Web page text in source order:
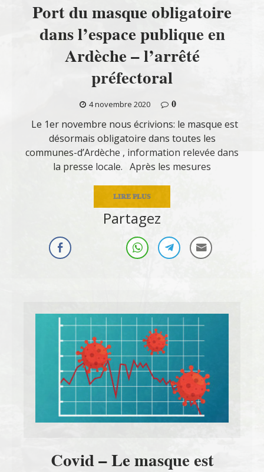
Port du masque obligatoire
dans l’espace publique en
Ardèche – l’arrêté
préfectoral
4 novembre 2020
0
Le 1er novembre nous écrivions: le masque est
désormais obligatoire dans toutes les
communes-d’Ardèche , information relevée dans
la presse locale. Après les mesures
LIRE PLUS
Partagez
Covid – Le masque est